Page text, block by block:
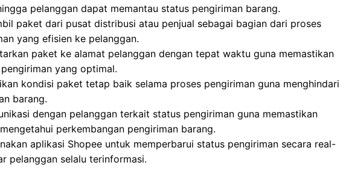
pelanggan dapat memantau status pengiriman barang.
paket dari pusat distribusi atau penjual sebagai bagian dari proses
yang efisien ke pelanggan.
paket ke alamat pelanggan dengan tepat waktu guna memastikan
yang optimal.
kondisi paket tetap baik selama proses pengiriman guna menghindari
barang.
dengan pelanggan terkait status pengiriman guna memastikan
perkembangan pengiriman barang.
aplikasi Shopee untuk memperbarui status pengiriman secara real-
pelanggan selalu terinformasi.